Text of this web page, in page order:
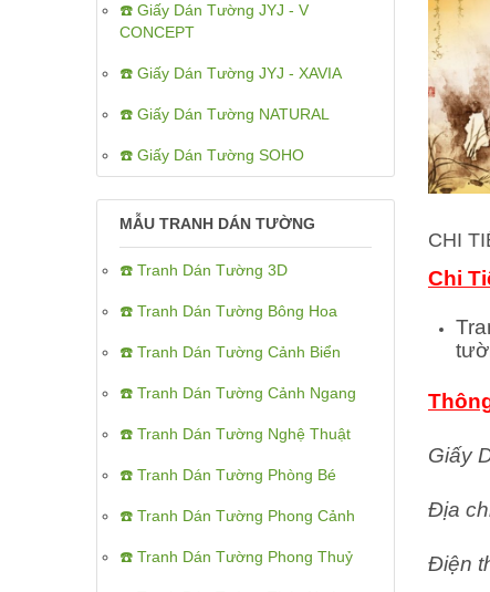
☎️ Giấy Dán Tường JYJ - V
CONCEPT
☎️ Giấy Dán Tường JYJ - XAVIA
☎️ Giấy Dán Tường NATURAL
☎️ Giấy Dán Tường SOHO
MẪU TRANH DÁN TƯỜNG
☎️ Tranh Dán Tường 3D
☎️ Tranh Dán Tường Bông Hoa
☎️ Tranh Dán Tường Cảnh Biển
☎️ Tranh Dán Tường Cảnh Ngang
☎️ Tranh Dán Tường Nghệ Thuật
☎️ Tranh Dán Tường Phòng Bé
☎️ Tranh Dán Tường Phong Cảnh
☎️ Tranh Dán Tường Phong Thuỷ
CHI
Chi
Giấy
Địa
Điện